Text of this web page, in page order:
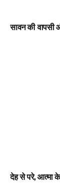
सावन की वापसी
देह से परे, आत्मा के